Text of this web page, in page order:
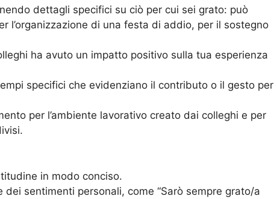
dettagli specifici su ciò per cui sei grato: può
l’organizzazione di una festa di addio, per il sostegno
ha avuto un impatto positivo sulla tua esperienza
specifici che evidenziano il contributo o il gesto per
per l’ambiente lavorativo creato dai colleghi e per
in modo conciso.
sentimenti personali, come “Sarò sempre grato/a